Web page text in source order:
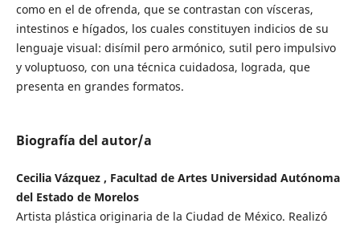
como en el de ofrenda, que se contrastan con vísceras,
intestinos e hígados, los cuales constituyen indicios de su
lenguaje visual: disímil pero armónico, sutil pero impulsivo
y voluptuoso, con una técnica cuidadosa, lograda, que
presenta en grandes formatos.
Biografía del autor/a
Cecilia Vázquez , Facultad de Artes Universidad Autónoma
del Estado de Morelos
Artista plástica originaria de la Ciudad de México. Realizó